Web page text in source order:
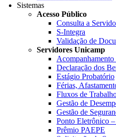
Sistemas
Acesso Público
Consulta a
S-Integra
Validação de
Servidores Unicamp
Acompanhamento
Declaração dos
Estágio Probatório
Férias,
Fluxos de
Gestão de
Gestão de
Ponto Eletrônico
Prêmio PAEPE